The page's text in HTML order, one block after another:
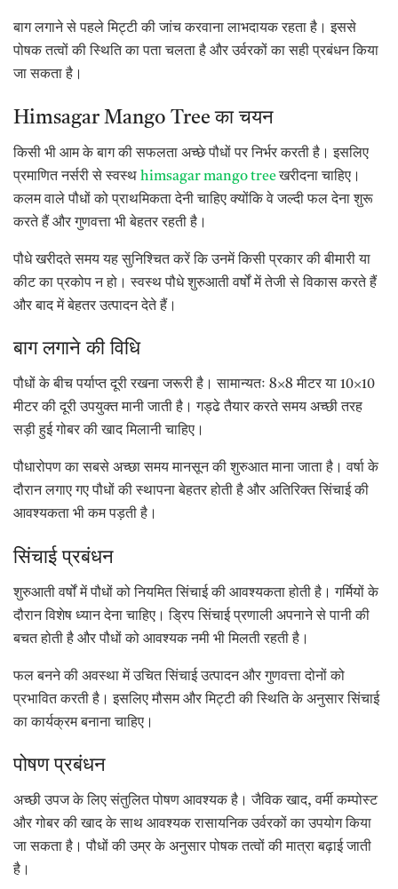
बाग लगाने से पहले मिट्टी की जांच करवाना लाभदायक रहता है। इससे
पोषक तत्वों की स्थिति का पता चलता है और उर्वरकों का सही प्रबंधन किया
जा सकता है।
Himsagar Mango Tree का चयन
किसी भी आम के बाग की सफलता अच्छे पौधों पर निर्भर करती है। इसलिए
प्रमाणित नर्सरी से स्वस्थ himsagar mango treeखरीदना चाहिए।
कलम वाले पौधों को प्राथमिकता देनी चाहिए क्योंकि वे जल्दी फल देना शुरू
करते हैं और गुणवत्ता भी बेहतर रहती है।
पौधे खरीदते समय यह सुनिश्चित करें कि उनमें किसी प्रकार की बीमारी या
कीट का प्रकोप न हो। स्वस्थ पौधे शुरुआती वर्षों में तेजी से विकास करते हैं
और बाद में बेहतर उत्पादन देते हैं।
बाग लगाने की विधि
पौधों के बीच पर्याप्त दूरी रखना जरूरी है। सामान्यतः 8×8 मीटर या 10×10
मीटर की दूरी उपयुक्त मानी जाती है। गड्ढे तैयार करते समय अच्छी तरह
सड़ी हुई गोबर की खाद मिलानी चाहिए।
पौधारोपण का सबसे अच्छा समय मानसून की शुरुआत माना जाता है। वर्षा के
दौरान लगाए गए पौधों की स्थापना बेहतर होती है और अतिरिक्त सिंचाई की
आवश्यकता भी कम पड़ती है।
सिंचाई प्रबंधन
शुरुआती वर्षों में पौधों को नियमित सिंचाई की आवश्यकता होती है। गर्मियों के
दौरान विशेष ध्यान देना चाहिए। ड्रिप सिंचाई प्रणाली अपनाने से पानी की
बचत होती है और पौधों को आवश्यक नमी भी मिलती रहती है।
फल बनने की अवस्था में उचित सिंचाई उत्पादन और गुणवत्ता दोनों को
प्रभावित करती है। इसलिए मौसम और मिट्टी की स्थिति के अनुसार सिंचाई
का कार्यक्रम बनाना चाहिए।
पोषण प्रबंधन
अच्छी उपज के लिए संतुलित पोषण आवश्यक है। जैविक खाद, वर्मी कम्पोस्ट
और गोबर की खाद के साथ आवश्यक रासायनिक उर्वरकों का उपयोग किया
जा सकता है। पौधों की उम्र के अनुसार पोषक तत्वों की मात्रा बढ़ाई जाती
है।